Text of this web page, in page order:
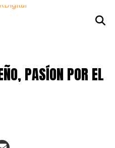
PASÍON POR EL